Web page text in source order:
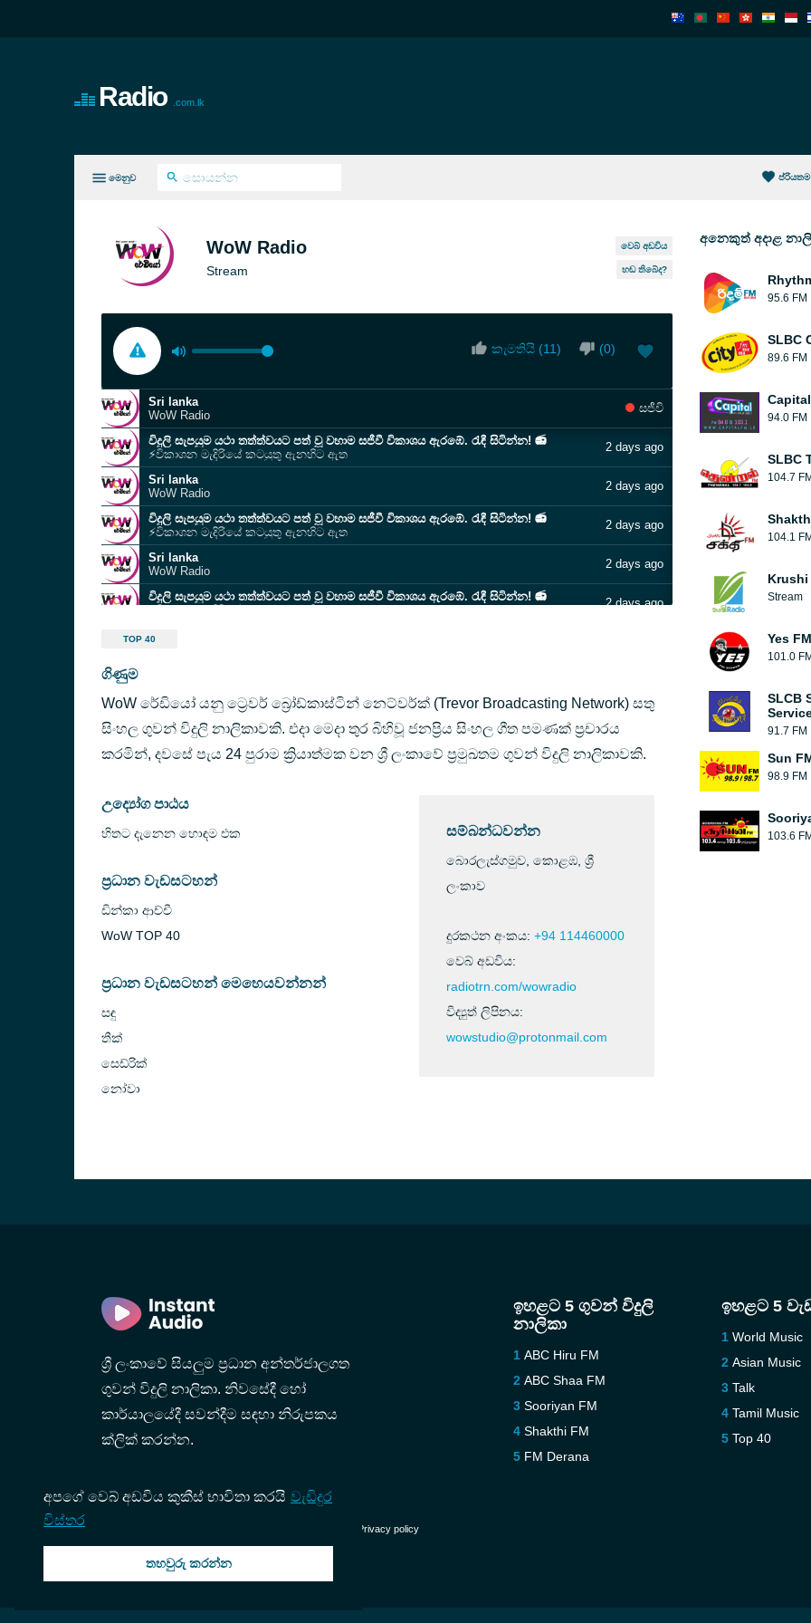
Radio .com.lk
මෙනුව ප්රියතම
WoW Radio
Stream
වෙබ් අඩවිය
හඬ තිබේද?
කැමතියි (11) (0)
Sri lanka
WoW Radio
සජීවි
විදුලි සැපයුම යථා තත්ත්වයට පත් වූ වහාම සජීවී විකාශය ඇරඹේ. රැඳී සිටින්න! 📻⁠
⚡️විකාශන මැදිරියේ කටයුතු ඇනහිට ඇත
2 days ago
Sri lanka
WoW Radio
2 days ago
විදුලි සැපයුම යථා තත්ත්වයට පත් වූ වහාම සජීවී විකාශය ඇරඹේ. රැඳී සිටින්න! 📻⁠
⚡️විකාශන මැදිරියේ කටයුතු ඇනහිට ඇත
2 days ago
Sri lanka
WoW Radio
2 days ago
විදුලි සැපයුම යථා තත්ත්වයට පත් වූ වහාම සජීවී විකාශය ඇරඹේ. රැඳී සිටින්න! 📻⁠
⚡️විකාශන මැදිරියේ කටයුතු ඇනහිට ඇත
2 days ago
Sri lanka
Sri lanka
WoW Radio
5 days ago
Sri Lanka
WoW Radio
5 days ago
TOP 40
ගිණුම
WoW රේඩියෝ යනු ට්‍රෙවර් බ්‍රෝඩ්කාස්ටින් නෙට්වර්ක් (Trevor Broadcasting Network) සතු
සිංහල ගුවන් විදුලි නාලිකාවකි. එදා මෙදා තුර බිහිවූ ජනප්‍රිය සිංහල ගීත පමණක් ප්‍රචාරය
කරමින්, දවසේ පැය 24 පුරාම ක්‍රියාත්මක වන ශ්‍රී ලංකාවේ ප්‍රමුඛතම ගුවන් විදුලි නාලිකාවකි.
උද්‍යෝග පාඨය
හිතට දැනෙන හොඳම එක
ප්‍රධාන වැඩසටහන්
ඩින්කා ආච්චී
WoW TOP 40
ප්‍රධාන වැඩසටහන් මෙහෙයවන්නන්
සඳු
තීක්
සෙඩ්රික්
නෝවා
සම්බන්ධවන්න
බොරලැස්ගමුව, කොළඹ, ශ්‍රී
ලංකාව
දුරකථන අංකය: +94 114460000
වෙබ් අඩවිය:
radiotrn.com/wowradio
විද්‍යුත් ලිපිනය:
wowstudio@protonmail.com
අනෙකුත් අදාළ
95.6 FM
SLBC
89.6 FM
94.0 FM
SLBC
104.7
104.1
Krushi
Stream
Yes
101.0
SLCB
91.7 FM
Sun
98.9 FM
103.6
ශ්‍රී ලංකාවේ සියලුම ප්‍රධාන අන්තර්ජාලගත
ගුවන් විදුලි නාලිකා. නිවසේදී හෝ
කාර්යාලයේදී සවන්දීම සඳහා නිරුපකය
ක්ලික් කරන්න.
ඉහළට 5 ගුවන් විදුලි
නාලිකා
ABC Hiru FM
ABC Shaa FM
Sooriyan FM
Shakthi FM
FM Derana
ඉහළට 5
World Music
Asian Music
Talk
Tamil Music
Top 40
Privacy policy
අපගේ වෙබ් අඩවිය කුකීස් භාවිතා කරයි වැඩිදුර
විස්තර
තහවුරු කරන්න